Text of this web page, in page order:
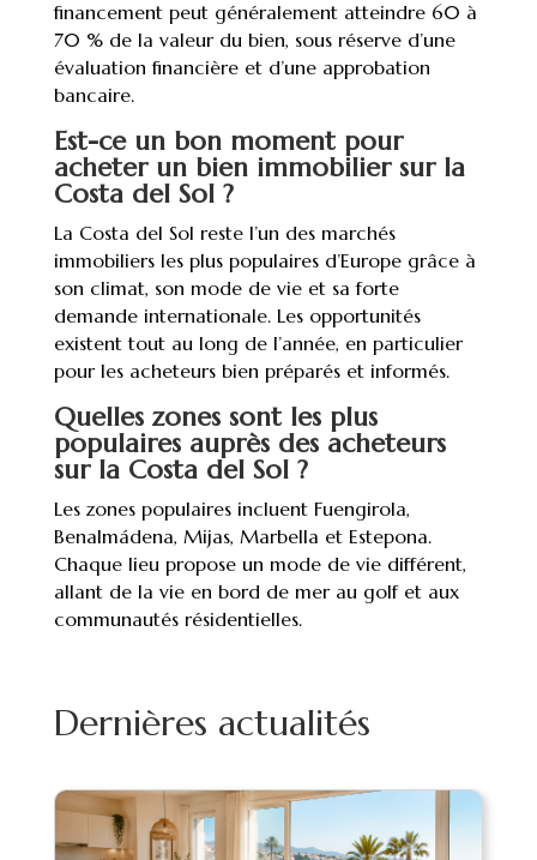
financement peut généralement atteindre 60 à
70 % de la valeur du bien, sous réserve d’une
évaluation financière et d’une approbation
bancaire.
Est-ce un bon moment pour
acheter un bien immobilier sur la
Costa del Sol ?
La Costa del Sol reste l’un des marchés
immobiliers les plus populaires d’Europe grâce à
son climat, son mode de vie et sa forte
demande internationale. Les opportunités
existent tout au long de l’année, en particulier
pour les acheteurs bien préparés et informés.
Quelles zones sont les plus
populaires auprès des acheteurs
sur la Costa del Sol ?
Les zones populaires incluent Fuengirola,
Benalmádena, Mijas, Marbella et Estepona.
Chaque lieu propose un mode de vie différent,
allant de la vie en bord de mer au golf et aux
communautés résidentielles.
Dernières actualités